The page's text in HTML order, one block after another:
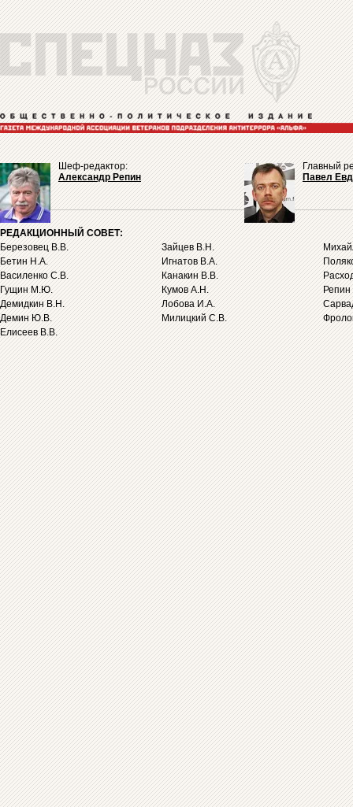
Шеф-редактор:
Александр Репин
Главный
Павел
РЕДАКЦИОННЫЙ СОВЕТ:
Березовец В.В.
Бетин Н.А.
Василенко С.В.
Гущин М.Ю.
Демидкин В.Н.
Демин Ю.В.
Елисеев В.В.
Зайцев В.Н.
Игнатов В.А.
Канакин В.В.
Кумов А.Н.
Лобова И.А.
Милицкий С.В.
Репин